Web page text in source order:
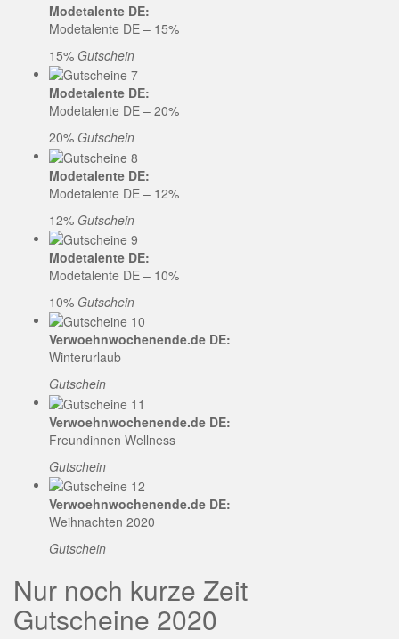
Modetalente DE:
Modetalente DE – 15%
15% Gutschein
Modetalente DE:
Modetalente DE – 20%
20% Gutschein
Modetalente DE:
Modetalente DE – 12%
12% Gutschein
Modetalente DE:
Modetalente DE – 10%
10% Gutschein
Verwoehnwochenende.de DE:
Winterurlaub
Gutschein
Verwoehnwochenende.de DE:
Freundinnen Wellness
Gutschein
Verwoehnwochenende.de DE:
Weihnachten 2020
Gutschein
Nur noch kurze Zeit
Gutscheine 2020